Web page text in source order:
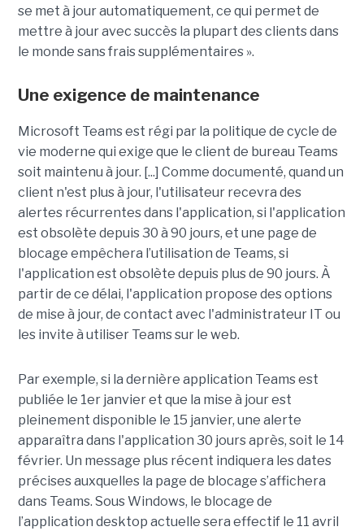
se met à jour automatiquement, ce qui permet de
mettre à jour avec succès la plupart des clients dans
le monde sans frais supplémentaires ».
Une exigence de maintenance
Microsoft Teams est régi par la politique de cycle de
vie moderne qui exige que le client de bureau Teams
soit maintenu à jour. [...] Comme documenté, quand un
client n'est plus à jour, l'utilisateur recevra des
alertes récurrentes dans l'application, si l'application
est obsolète depuis 30 à 90 jours, et une page de
blocage empêchera l’utilisation de Teams, si
l'application est obsolète depuis plus de 90 jours. À
partir de ce délai, l'application propose des options
de mise à jour, de contact avec l'administrateur IT ou
les invite à utiliser Teams sur le web.
Par exemple, si la dernière application Teams est
publiée le 1er janvier et que la mise à jour est
pleinement disponible le 15 janvier, une alerte
apparaîtra dans l'application 30 jours après, soit le 14
février. Un message plus récent indiquera les dates
précises auxquelles la page de blocage s’affichera
dans Teams. Sous Windows, le blocage de
l’application desktop actuelle sera effectif le 11 avril